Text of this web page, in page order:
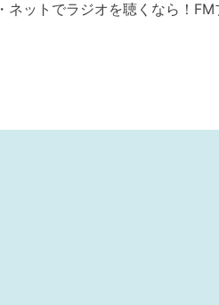
・ネットでラジオを聴くなら！